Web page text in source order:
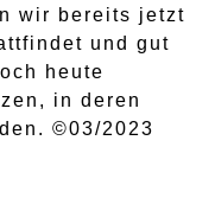
wir bereits jetzt
und gut
heute
in deren
©03/2023